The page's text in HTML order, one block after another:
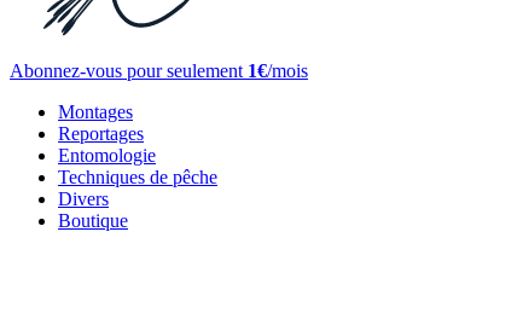
Abonnez-vous pour seulement 1€/mois
Montages
Reportages
Entomologie
Techniques de pêche
Divers
Boutique